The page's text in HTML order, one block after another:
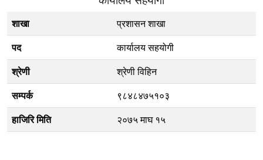
शाखा
प्रशासन शाखा
पद
कार्यालय सहयोगी
श्रेणी
श्रेणी विहिन
सम्पर्क
९८४८४७५१०३
हाजिरि मिति
२०७५ माघ १५